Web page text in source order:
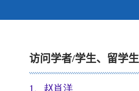
访问学者/学生、留学生